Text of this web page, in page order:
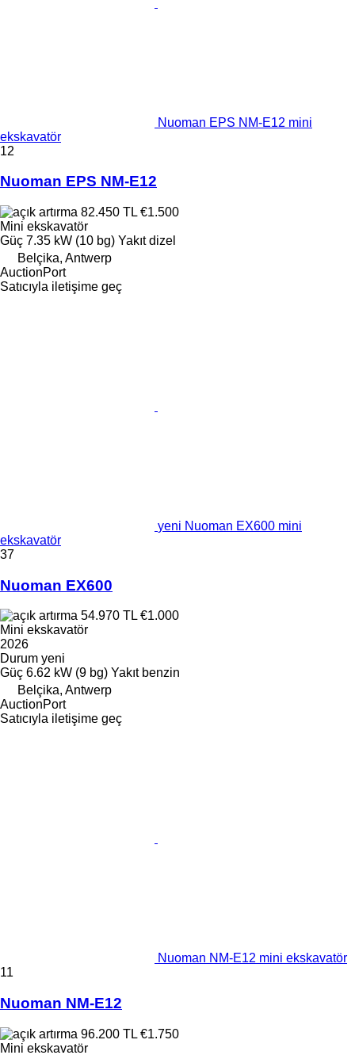
Nuoman EPS NM-E12 mini
ekskavatör
12
Nuoman EPS NM-E12
82.450 TL €1.500
Mini ekskavatör
Güç 7.35 kW (10 bg) Yakıt dizel
Belçika, Antwerp
AuctionPort
Satıcıyla iletişime geç
yeni Nuoman EX600 mini
ekskavatör
37
Nuoman EX600
54.970 TL€1.000
Mini ekskavatör
2026
Durum yeni
Güç 6.62 kW (9 bg) Yakıt benzin
Belçika, Antwerp
AuctionPort
Satıcıyla iletişime geç
Nuoman NM-E12 mini ekskavatör
11
Nuoman NM-E12
96.200 TL €1.750
Mini ekskavatör